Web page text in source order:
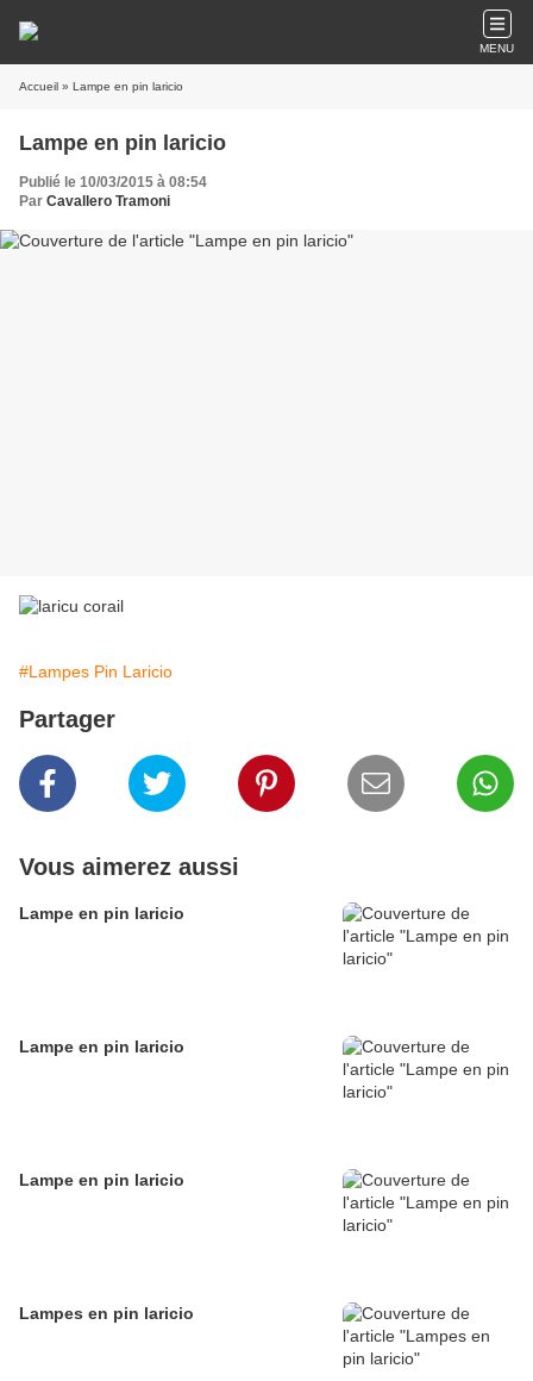
MENU
Accueil » Lampe en pin laricio
Lampe en pin laricio
Publié le 10/03/2015 à 08:54
Par Cavallero Tramoni
#Lampes Pin Laricio
Partager
Vous aimerez aussi
Lampe en pin laricio
Lampe en pin laricio
Lampe en pin laricio
Lampes en pin laricio